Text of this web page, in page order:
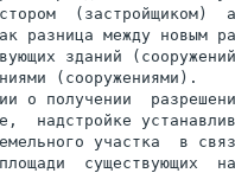
(застройщиком)
разница между новым
зданий
(сооружениями).
о получении
надстройке
участка  в
существующих